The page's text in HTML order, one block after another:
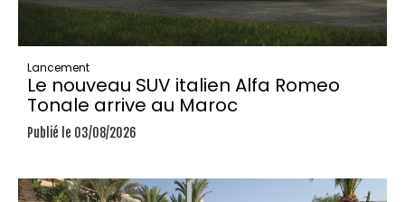
Lancement
Le nouveau SUV italien Alfa Romeo
Tonale arrive au Maroc
Publié le 03/08/2026